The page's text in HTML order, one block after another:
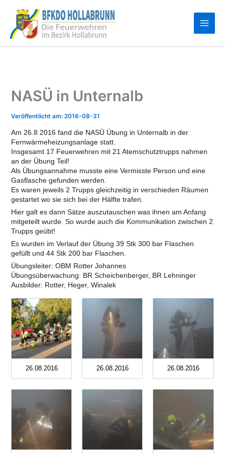
Inhalt
springen
NASÜ in Unternalb
2016-08-31
Am 26.8 2016 fand die NASÜ Übung in Unternalb in der
Fernwärmeheizungsanlage statt.
Insgesamt 17 Feuerwehren mit 21 Atemschutztrupps nahmen
an der Übung Teil!
Als Übungsannahme musste eine Vermisste Person und eine
Gasflasche gefunden werden.
Es waren jeweils 2 Trupps gleichzeitig in verschieden Räumen
gestartet wo sie sich bei der Hälfte trafen.
Hier galt es dann Sätze auszutauschen was ihnen am Anfang
mitgeteilt wurde. So wurde auch die Kommunikation zwischen 2
Trupps geübt!
Es wurden im Verlauf der Übung 39 Stk 300 bar Flaschen
gefüllt und 44 Stk 200 bar Flaschen.
Übungsleiter: OBM Rotter Johannes
Übungsüberwachung: BR Scheichenberger, BR Lehninger
Ausbilder: Rotter, Heger, Winalek
26.08.2016 26.08.2016 26.08.2016